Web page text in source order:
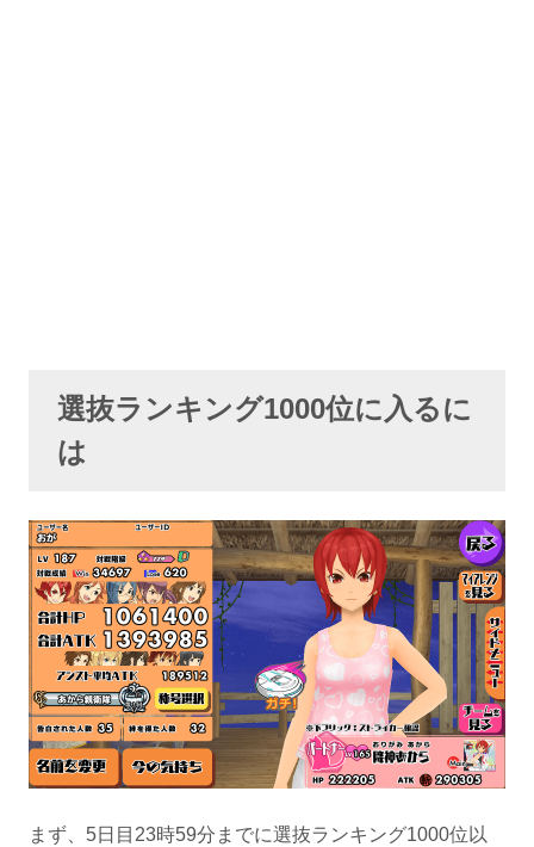
選抜ランキング1000位に入るに
は
まず、5日目23時59分までに選抜ランキング1000位以